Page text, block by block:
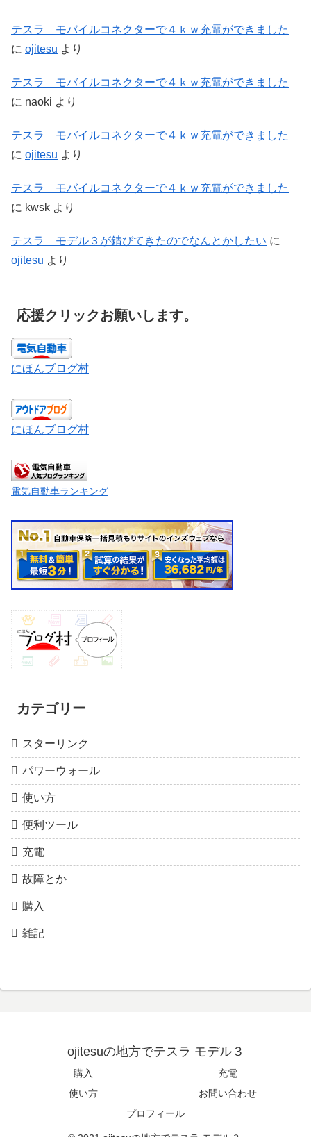
テスラ モバイルコネクターで４ｋｗ充電ができました
に ojitesu より
テスラ モバイルコネクターで４ｋｗ充電ができました
に naoki より
テスラ モバイルコネクターで４ｋｗ充電ができました
に ojitesu より
テスラ モバイルコネクターで４ｋｗ充電ができました
に kwsk より
テスラ モデル３が錆びてきたのでなんとかしたい に
ojitesu より
応援クリックお願いします。
にほんブログ村
にほんブログ村
電気自動車ランキング
カテゴリー
スターリンク
パワーウォール
使い方
便利ツール
充電
故障とか
購入
雑記
ojitesuの地方でテスラ モデル３
購入
充電
使い方
お問い合わせ
プロフィール